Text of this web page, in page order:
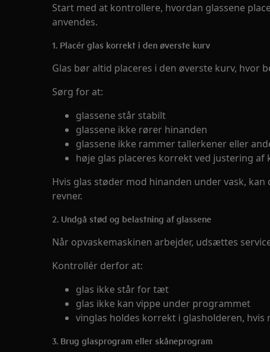
Start med at kontrollere, hvordan glassene
anvendes.
1. Placér glas korrekt i den øverste kurv
Glas bør altid placeres i den øverste kurv, hvor
Sørg for at:
glassene står stabilt
glassene ikke rører hinanden
glassene ikke rammer tallerkener eller
høje glas placeres korrekt ved justering af
Hvis glas støder mod hinanden under vask,
revner.
2. Undgå stød og belastning af glassene
Når opvaskemaskinen arbejder, udsættes
Kontrollér derfor at:
glas ikke står for tæt
glas ikke kan vippe under programmet
vinglas holdes korrekt i glasholderen, hvis
3. Brug glasprogram eller skåneprogram